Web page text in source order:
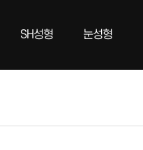
SH성형 눈성형